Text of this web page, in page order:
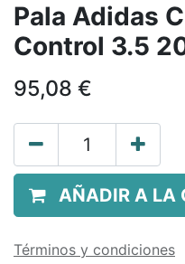
Pala Adidas
Control 3.5
95,08 €
AÑADIR A LA
Términos y condiciones